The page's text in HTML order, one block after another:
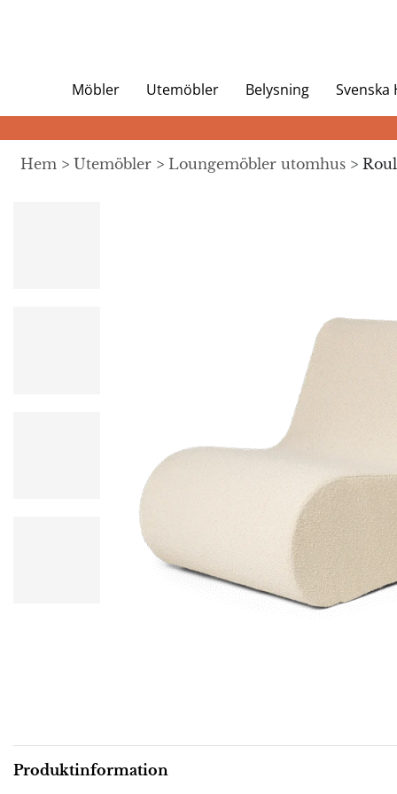
Möbler Utemöbler Belysning Svenska
Hem > Utemöbler > Loungemöbler utomhus >
Produktinformation